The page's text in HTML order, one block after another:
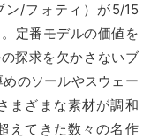
/フォティ）が5/15
定番モデルの価値を
探求を欠かさないブ
のソールやスウェー
まざまな素材が調和
えてきた数々の名作